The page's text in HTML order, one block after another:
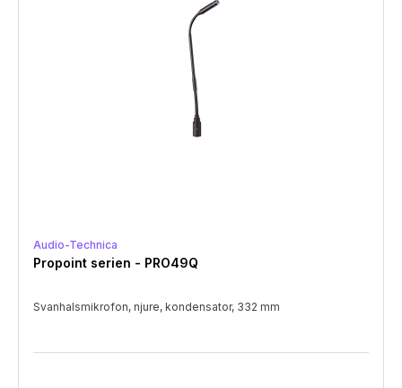
Audio-Technica
Propoint serien - PRO49Q
Svanhalsmikrofon, njure, kondensator, 332 mm